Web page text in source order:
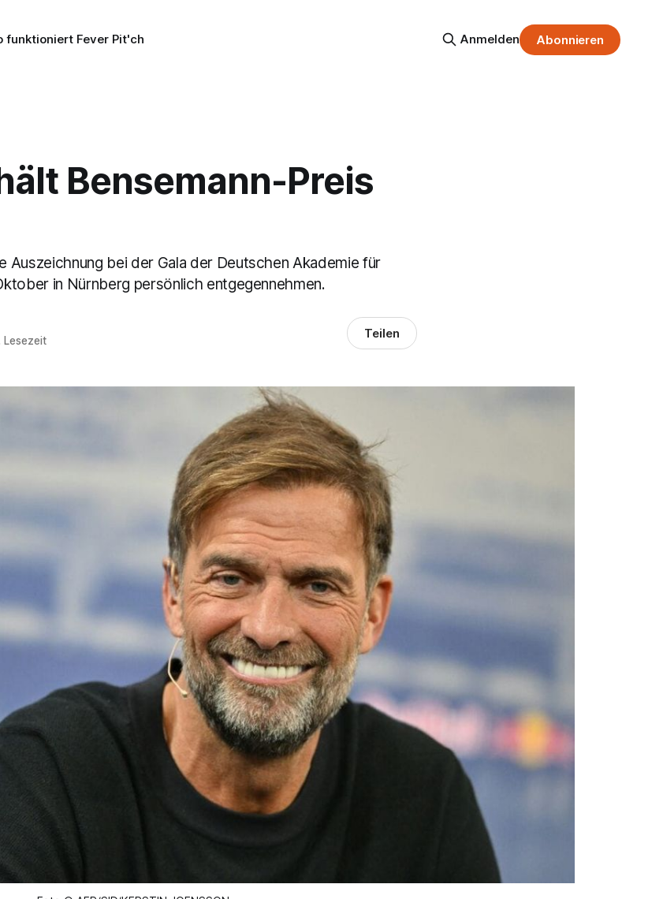
funktioniert Fever Pit'ch Anmelden Abonnieren
Bensemann-Preis
Auszeichnung bei der Gala der Deutschen Akademie für
in Nürnberg persönlich entgegennehmen.
Lesezeit Teilen